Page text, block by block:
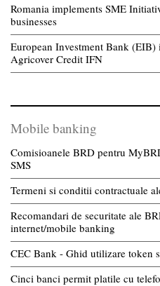
Romania implements SME
businesses
European Investment Bank
Agricover Credit IFN
Mobile banking
Comisioanele BRD pentru
SMS
Termeni si conditii contractuale
Recomandari de securitate ale
internet/mobile banking
CEC Bank - Ghid utilizare token
Cinci banci permit platile cu